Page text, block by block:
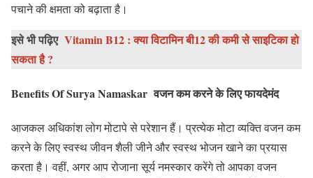
पचाने की क्षमता को बढ़ाता है।
इसे भी पढ़िए Vitamin B12 : क्या विटामिन बी12 की कमी से साइटिका हो
सकता है ?
Benefits Of Surya Namaskar वजन कम करने के लिए फायदेमंद
आजकल अधिकांश लोग मोटापे से परेशान हैं। प्रत्येक मोटा व्यक्ति वजन कम
करने के लिए स्वस्थ जीवन शैली जीने और स्वस्थ भोजन खाने का प्रयास
करता है। वहीं, अगर आप रोजाना सूर्य नमस्कार करेंगे तो आपका वजन